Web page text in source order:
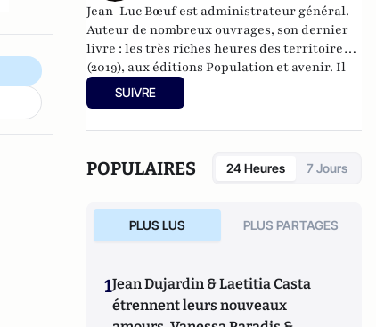
Jean-Luc Bœuf est administrateur général.
Auteur de nombreux ouvrages, son dernier
livre : les très riches heures des territoires
(2019), aux éditions Population et avenir. Il
est actuellement directeur général des
services du conseil départemental de la
SUIVRE
POPULAIRES 24 Heures 7 Jours
PLUS LUS PLUS PARTAGES
1Jean Dujardin & Laetitia Casta
étrennent leurs nouveaux